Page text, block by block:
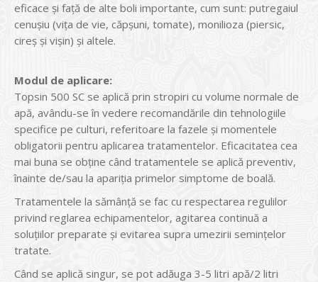
eficace și față de alte boli importante, cum sunt: putregaiul
cenușiu (vița de vie, căpșuni, tomate), monilioza (piersic,
cireș și vișin) și altele.
Modul de aplicare:
Topsin 500 SC se aplică prin stropiri cu volume normale de
apă, avându-se în vedere recomandările din tehnologiile
specifice pe culturi, referitoare la fazele și momentele
obligatorii pentru aplicarea tratamentelor. Eficacitatea cea
mai buna se obține când tratamentele se aplică preventiv,
înainte de/sau la apariția primelor simptome de boală.
Tratamentele la sămânță se fac cu respectarea regulilor
privind reglarea echipamentelor, agitarea continuă a
soluțiilor preparate și evitarea supra umezirii semințelor
tratate.
Când se aplică singur, se pot adăuga 3-5 litri apă/2 litri